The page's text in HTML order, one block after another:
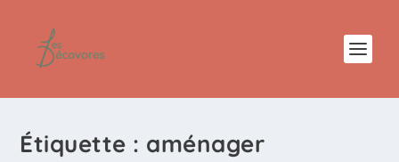
Étiquette : aménager